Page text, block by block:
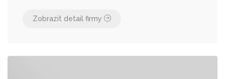
Zobrazit detail firmy